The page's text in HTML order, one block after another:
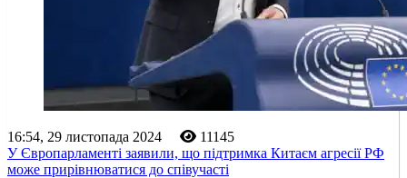
16:54, 29 листопада 2024
11145
У Європарламенті заявили, що підтримка Китаєм агресії РФ
може прирівнюватися до співучасті